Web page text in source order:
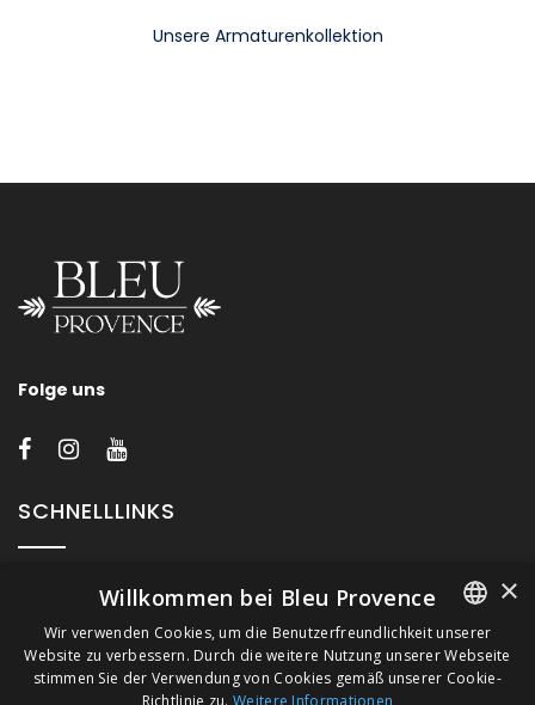
Unsere Armaturenkollektion
Folge uns
SCHNELLLINKS
Über Bleu Provence
Impressum
Geschäftsbedingungen
Kontaktieren Sie uns
FRENCH
×
Willkommen bei Bleu Provence
Wir verwenden Cookies, um die Benutzerfreundlichkeit unserer
Website zu verbessern. Durch die weitere Nutzung unserer Webseite
stimmen Sie der Verwendung von Cookies gemäß unserer Cookie-
Richtlinie zu. Weitere Informationen